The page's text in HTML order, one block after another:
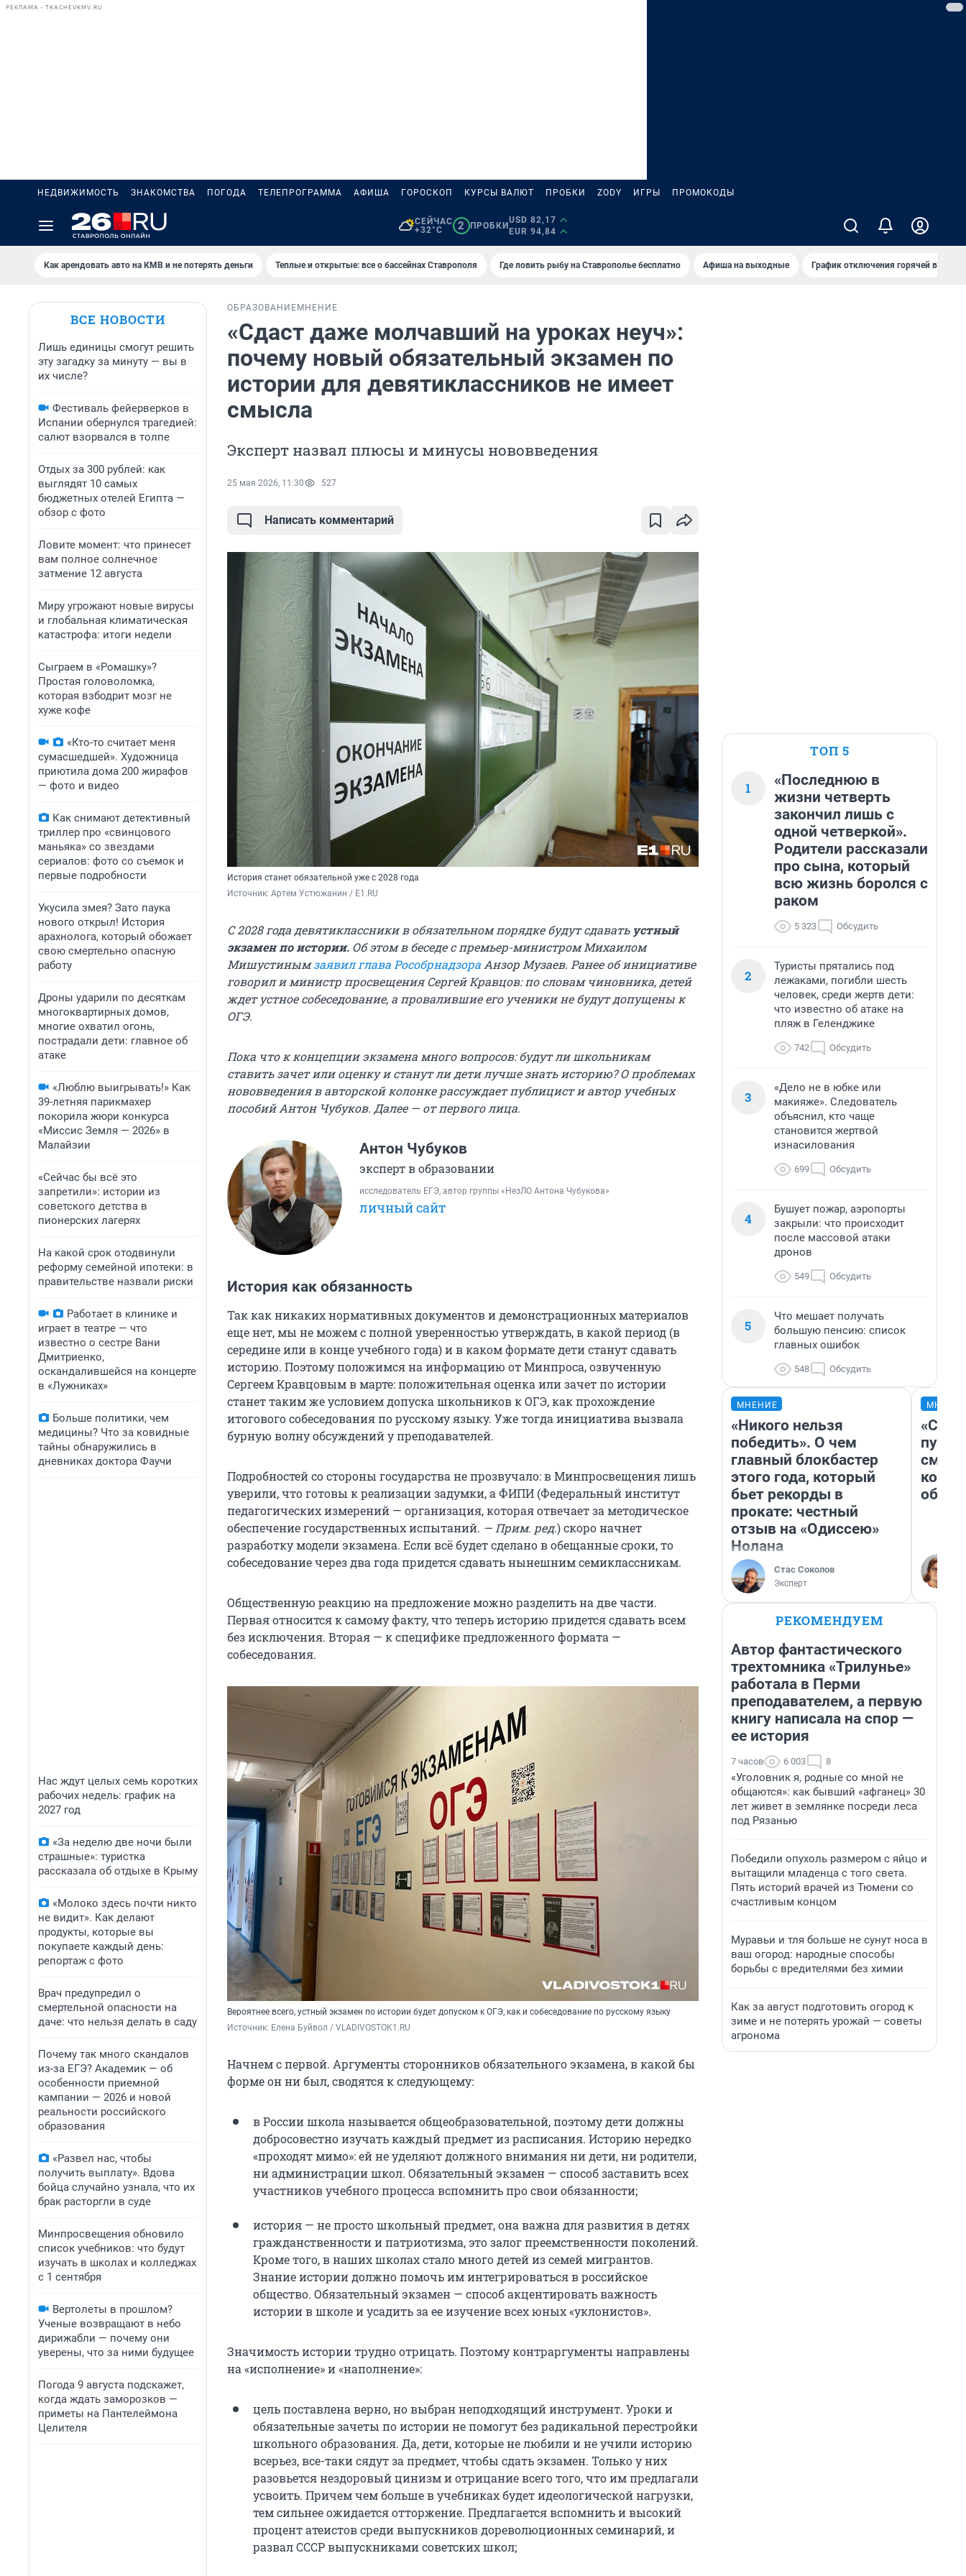
РЕКЛАМА • TKACHEVKMV.RU
НЕДВИЖИМОСТЬ ЗНАКОМСТВА ПОГОДА ТЕЛЕПРОГРАММА АФИША ГОРОСКОП КУРСЫ ВАЛЮТ ПРОБКИ ZODY ИГРЫ ПРОМОКОДЫ
СЕЙЧАС
+32°C
2 ПРОБКИ
USD 82,17
EUR 94,84
Как арендовать авто на КМВ и не потерять деньги Теплые и открытые: все о бассейнах Ставрополя Где ловить рыбу на Ставрополье бесплатно Афиша на выходные График отключения горячей воды в
ВСЕ НОВОСТИ
Лишь единицы смогут решить
эту загадку за минуту — вы в
их числе?
Фестиваль фейерверков в
Испании обернулся трагедией:
салют взорвался в толпе
Отдых за 300 рублей: как
выглядят 10 самых
бюджетных отелей Египта —
обзор с фото
Ловите момент: что принесет
вам полное солнечное
затмение 12 августа
Миру угрожают новые вирусы
и глобальная климатическая
катастрофа: итоги недели
Сыграем в «Ромашку»?
Простая головоломка,
которая взбодрит мозг не
хуже кофе
«Кто-то считает меня
сумасшедшей». Художница
приютила дома 200 жирафов
— фото и видео
Как снимают детективный
триллер про «свинцового
маньяка» со звездами
сериалов: фото со съемок и
первые подробности
Укусила змея? Зато паука
нового открыл! История
арахнолога, который обожает
свою смертельно опасную
работу
Дроны ударили по десяткам
многоквартирных домов,
многие охватил огонь,
пострадали дети: главное об
атаке
«Люблю выигрывать!» Как
39-летняя парикмахер
покорила жюри конкурса
«Миссис Земля — 2026» в
Малайзии
«Сейчас бы всё это
запретили»: истории из
советского детства в
пионерских лагерях
На какой срок отодвинули
реформу семейной ипотеки: в
правительстве назвали риски
Работает в клинике и
играет в театре — что
известно о сестре Вани
Дмитриенко,
оскандалившейся на концерте
в «Лужниках»
Больше политики, чем
медицины? Что за ковидные
тайны обнаружились в
дневниках доктора Фаучи
Нас ждут целых семь коротких
рабочих недель: график на
2027 год
«За неделю две ночи были
страшные»: туристка
рассказала об отдыхе в Крыму
«Молоко здесь почти никто
не видит». Как делают
продукты, которые вы
покупаете каждый день:
репортаж с фото
Врач предупредил о
смертельной опасности на
даче: что нельзя делать в саду
Почему так много скандалов
из-за ЕГЭ? Академик — об
особенности приемной
кампании — 2026 и новой
реальности российского
образования
«Развел нас, чтобы
получить выплату». Вдова
бойца случайно узнала, что их
брак расторгли в суде
Минпросвещения обновило
список учебников: что будут
изучать в школах и колледжах
с 1 сентября
Вертолеты в прошлом?
Ученые возвращают в небо
дирижабли — почему они
уверены, что за ними будущее
Погода 9 августа подскажет,
когда ждать заморозков —
приметы на Пантелеймона
Целителя
ОБРАЗОВАНИЕ МНЕНИЕ
«Сдаст даже молчавший на уроках неуч»:
почему новый обязательный экзамен по
истории для девятиклассников не имеет
смысла
Эксперт назвал плюсы и минусы нововведения
25 мая 2026, 11:30 527
Написать комментарий
История станет обязательной уже с 2028 года
Источник: Артем Устюжанин / E1.RU
С 2028 года девятиклассники в обязательном порядке будут сдавать устный
экзамен по истории. Об этом в беседе с премьер-министром Михаилом
Мишустинымзаявил глава Рособрнадзора Анзор Музаев. Ранее об инициативе
говорил и министр просвещения Сергей Кравцов: по словам чиновника, детей
ждет устное собеседование, а провалившие его ученики не будут допущены к
ОГЭ.
Пока что к концепции экзамена много вопросов: будут ли школьникам
ставить зачет или оценку и станут ли дети лучше знать историю? О проблемах
нововведения в авторской колонке рассуждает публицист и автор учебных
пособий Антон Чубуков. Далее — от первого лица.
Антон Чубуков
эксперт в образовании
исследователь ЕГЭ, автор группы «НезЛО Антона Чубукова»
личный сайт
История как обязанность
Так как никаких нормативных документов и демонстрационных материалов
еще нет, мы не можем с полной уверенностью утверждать, в какой период (в
середине или в конце учебного года) и в каком формате дети станут сдавать
историю. Поэтому положимся на информацию от Минпроса, озвученную
Сергеем Кравцовым в марте: положительная оценка или зачет по истории
станет таким же условием допуска школьников к ОГЭ, как прохождение
итогового собеседования по русскому языку. Уже тогда инициатива вызвала
бурную волну обсуждений у преподавателей.
Подробностей со стороны государства не прозвучало: в Минпросвещения лишь
уверили, что готовы к реализации задумки, а ФИПИ (Федеральный институт
педагогических измерений — организация, которая отвечает за методическое
обеспечение государственных испытаний. — Прим. ред.) скоро начнет
разработку модели экзамена. Если всё будет сделано в обещанные сроки, то
собеседование через два года придется сдавать нынешним семиклассникам.
Общественную реакцию на предложение можно разделить на две части.
Первая относится к самому факту, что теперь историю придется сдавать всем
без исключения. Вторая — к специфике предложенного формата —
собеседования.
Вероятнее всего, устный экзамен по истории будет допуском к ОГЭ, как и собеседование по русскому языку
Источник: Елена Буйвол / VLADIVOSTOK1.RU
Начнем с первой. Аргументы сторонников обязательного экзамена, в какой бы
форме он ни был, сводятся к следующему:
в России школа называется общеобразовательной, поэтому дети должны
добросовестно изучать каждый предмет из расписания. Историю нередко
«проходят мимо»: ей не уделяют должного внимания ни дети, ни родители,
ни администрации школ. Обязательный экзамен — способ заставить всех
участников учебного процесса вспомнить про свои обязанности;
история — не просто школьный предмет, она важна для развития в детях
гражданственности и патриотизма, это залог преемственности поколений.
Кроме того, в наших школах стало много детей из семей мигрантов.
Знание истории должно помочь им интегрироваться в российское
общество. Обязательный экзамен — способ акцентировать важность
истории в школе и усадить за ее изучение всех юных «уклонистов».
Значимость истории трудно отрицать. Поэтому контраргументы направлены
на «исполнение» и «наполнение»:
цель поставлена верно, но выбран неподходящий инструмент. Уроки и
обязательные зачеты по истории не помогут без радикальной перестройки
школьного образования. Да, дети, которые не любили и не учили историю
всерьез, все-таки сядут за предмет, чтобы сдать экзамен. Только у них
разовьется нездоровый цинизм и отрицание всего того, что им предлагали
усвоить. Причем чем больше в учебниках будет идеологической нагрузки,
тем сильнее ожидается отторжение. Предлагается вспомнить и высокий
процент атеистов среди выпускников дореволюционных семинарий, и
развал СССР выпускниками советских школ;
ТОП 5
1
«Последнюю в
жизни четверть
закончил лишь с
одной четверкой».
Родители рассказали
про сына, который
всю жизнь боролся с
раком
5 323 Обсудить
2
Туристы прятались под
лежаками, погибли шесть
человек, среди жертв дети:
что известно об атаке на
пляж в Геленджике
742 Обсудить
3
«Дело не в юбке или
макияже». Следователь
объяснил, кто чаще
становится жертвой
изнасилования
699 Обсудить
4
Бушует пожар, аэропорты
закрыли: что происходит
после массовой атаки
дронов
549 Обсудить
5
Что мешает получать
большую пенсию: список
главных ошибок
548 Обсудить
МНЕНИЕ
«Никого нельзя
победить». О чем
главный блокбастер
этого года, который
бьет рекорды в
прокате: честный
отзыв на «Одиссею»
Нолана
Стас Соколов
Эксперт
РЕКОМЕНДУЕМ
Автор фантастического
трехтомника «Трилунье»
работала в Перми
преподавателем, а первую
книгу написала на спор —
ее история
7 часов 6 003 8
«Уголовник я, родные со мной не
общаются»: как бывший «афганец» 30
лет живет в землянке посреди леса
под Рязанью
Победили опухоль размером с яйцо и
вытащили младенца с того света.
Пять историй врачей из Тюмени со
счастливым концом
Муравьи и тля больше не сунут носа в
ваш огород: народные способы
борьбы с вредителями без химии
Как за август подготовить огород к
зиме и не потерять урожай — советы
агронома